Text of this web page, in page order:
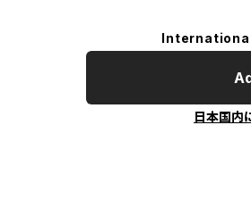
日本国内